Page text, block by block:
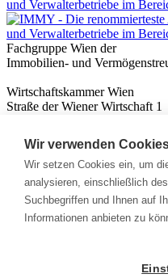
Fachgruppe Wien der
Immobilien- und
Wirtschaftskammer Wien
Straße der Wiener Wirtschaft 1
Nützliches
Immobilienwissen
Formulare & Rechner
Expert:innen
Info
Wir verwenden
Wir setzen Cookies ein, um
analysieren, einschließlich
Suchbegriffen und Ihnen auf
Informationen anbieten zu